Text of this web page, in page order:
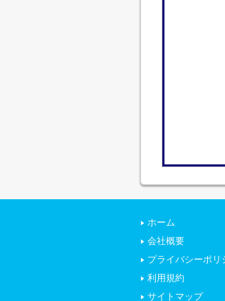
ホーム
会社概要
プライバシーポリ
利用規約
サイトマップ